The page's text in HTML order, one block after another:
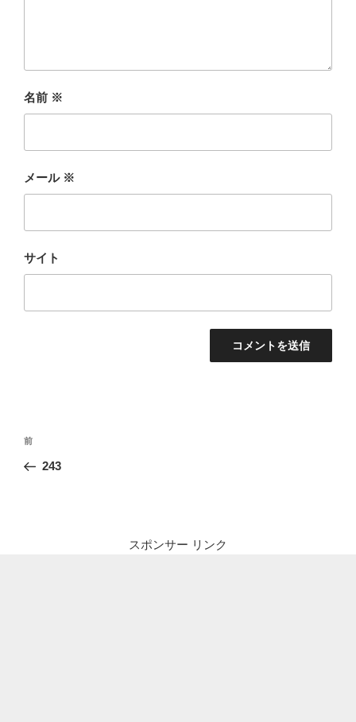
名前 ※
メール ※
サイト
投
ナ
前
の
前
243
スポンサー リンク